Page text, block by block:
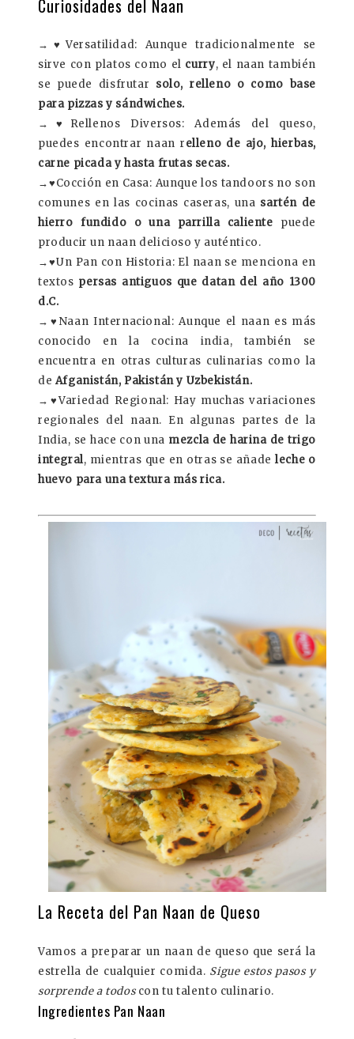
Curiosidades del Naan
→ ♥Versatilidad: Aunque tradicionalmente se
sirve con platos como el curry, el naan también
se puede disfrutar solo, relleno o como base
para pizzas y sándwiches.
→
♥ Rellenos Diversos:Además del queso,
puedes encontrar naan relleno de ajo, hierbas,
carne picada y hasta frutas secas.
→♥Cocción en Casa: Aunque los tandoors no son
comunes en las cocinas caseras, una sartén de
hierro fundido o una parrilla caliente puede
producir un naan delicioso y auténtico.
→♥Un Pan con Historia: El naan se menciona en
textos persas antiguos que datan del año 1300
d.C.
→ ♥ Naan Internacional: Aunque el naan es más
conocido en la cocina india, también se
encuentra en otras culturas culinarias como la
de Afganistán, Pakistán y Uzbekistán.
→ ♥Variedad Regional: Hay muchas variaciones
regionales del naan. En algunas partes de la
India, se hace con una mezcla de harina de trigo
integral, mientras que en otras se añadeleche o
huevo para una textura más rica.
La Receta del Pan Naan de Queso
Vamos a preparar un naan de queso que será la
estrella de cualquier comida. Sigue estos pasos y
sorprende a todoscon tu talento culinario.
Ingredientes Pan Naan